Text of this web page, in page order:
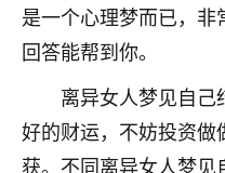
是一个心理梦而已，
回答能帮到你。
离异女人梦见自己
好的财运，不妨投资
获。不同离异女人梦
鹿森：是的，其
触，首先就是心
不由人！
1天前 来自四川